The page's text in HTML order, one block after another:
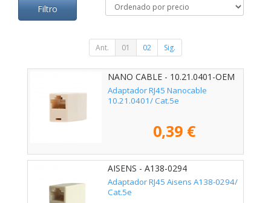
Filtro
Ant. 01 02 Sig.
NANO CABLE - 10.21.0401-OEM
Adaptador RJ45 Nanocable
10.21.0401/ Cat.5e
0,39 €
AISENS - A138-0294
Adaptador RJ45 Aisens A138-0294/
Cat.5e